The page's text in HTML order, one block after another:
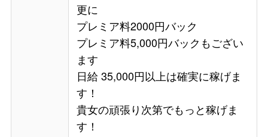
更に
プレミア料2000円バック
プレミア料5,000円バックもござい
ます
日給 35,000円以上は確実に稼げま
す！
貴女の頑張り次第でもっと稼げま
す！